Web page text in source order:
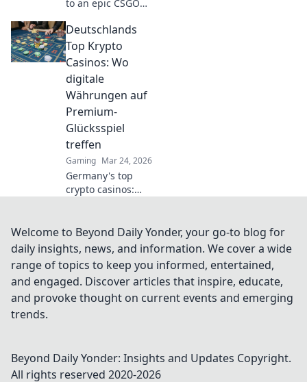
to an epic CSGO
collection! Level up
your style and
expertise with our
pro curation tips!
Deutschlands
Top Krypto
Casinos: Wo
digitale
Währungen auf
Premium-
Glücksspiel
treffen
Gaming Mar 24, 2026
Germany's top
crypto casinos:
premium gaming.
Your guide to
secure, thrilling
online gambling.
Welcome to Beyond Daily Yonder, your go-to blog for
daily insights, news, and information. We cover a wide
range of topics to keep you informed, entertained,
and engaged. Discover articles that inspire, educate,
and provoke thought on current events and emerging
trends.
Beyond Daily Yonder: Insights and Updates Copyright.
All rights reserved 2020-2026